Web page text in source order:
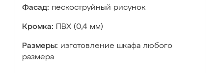
Фасад: пескоструйный рисунок
Кромка: ПВХ (0,4 мм)
Размеры: изготовление шкафа любого
размера